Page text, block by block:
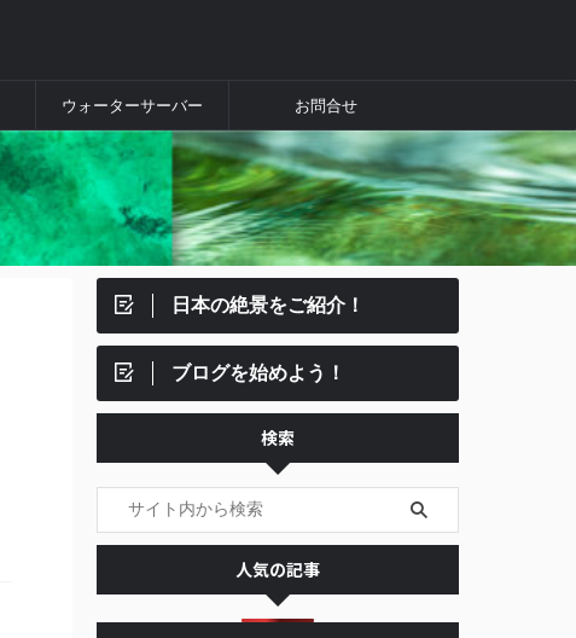
ウォーターサーバー お問合せ
日本の絶景をご紹介！
ブログを始めよう！
検索
人気の記事